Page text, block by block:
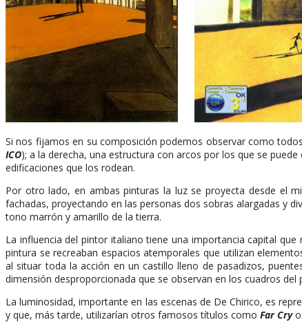
Si nos fijamos en su composición podemos observar como
ICO); a la derecha, una estructura con arcos por los que se
edificaciones que los rodean.
Por otro lado, en ambas pinturas la luz se proyecta desde el
fachadas, proyectando en las personas dos sobras alargadas y
tono marrón y amarillo de la tierra.
La influencia del pintor italiano tiene una importancia capital
pintura se recreaban espacios atemporales que utilizan
al situar toda la acción en un castillo lleno de pasadizos,
dimensión desproporcionada que se observan en los cuadros del
La luminosidad, importante en las escenas de De Chirico, es
y que, más tarde, utilizarían otros famosos títulos como Far Cry o